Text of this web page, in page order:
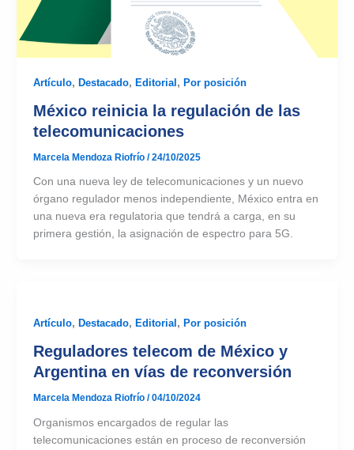
Artículo, Destacado, Editorial, Por posición
México reinicia la regulación de las
telecomunicaciones
Marcela Mendoza Riofrío /24/10/2025
Con una nueva ley de telecomunicaciones y un nuevo
órgano regulador menos independiente, México entra en
una nueva era regulatoria que tendrá a carga, en su
primera gestión, la asignación de espectro para 5G.
Artículo, Destacado, Editorial , Por posición
Reguladores telecom de México y
Argentina en vías de reconversión
Marcela Mendoza Riofrío /04/10/2024
Organismos encargados de regular las
telecomunicaciones están en proceso de reconversión